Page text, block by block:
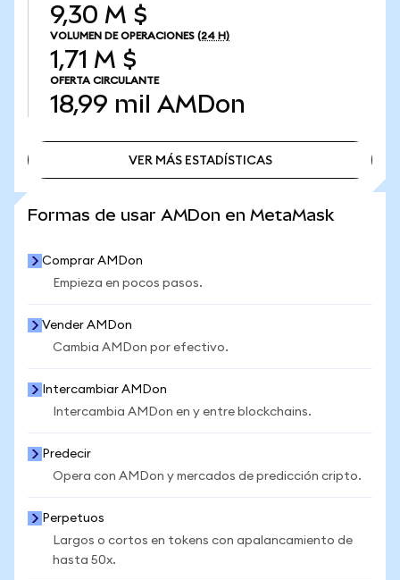
9,30 M $
VOLUMEN DE OPERACIONES (24 H)
1,71 M $
OFERTA CIRCULANTE
18,99 mil AMDon
VER MÁS ESTADÍSTICAS
Formas de usar AMDon en MetaMask
Comprar AMDon
Empieza en pocos pasos.
Vender AMDon
Cambia AMDon por efectivo.
Intercambiar AMDon
Intercambia AMDon en y entre blockchains.
Predecir
Opera con AMDon y mercados de predicción cripto.
Perpetuos
Largos o cortos en tokens con apalancamiento de
hasta 50x.